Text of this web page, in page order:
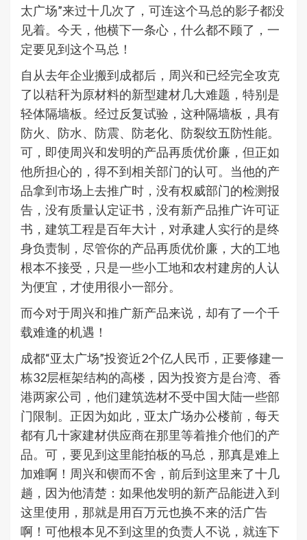
太广场”来过十几次了，可连这个马总的影子都没
见着。今天，他横下一条心，什么都不顾了，一
定要见到这个马总！
自从去年企业搬到成都后，周兴和已经完全攻克
了以秸秆为原材料的新型建材几大难题，特别是
轻体隔墙板。经过反复试验，这种隔墙板，具有
防火、防水、防震、防老化、防裂纹五防性能。
可，即使周兴和发明的产品再质优价廉，但正如
他所担心的，得不到相关部门的认可。当他的产
品拿到市场上去推广时，没有权威部门的检测报
告，没有质量认定证书，没有新产品推广许可证
书，建筑工程是百年大计，对承建人实行的是终
身负责制，尽管你的产品再质优价廉，大的工地
根本不接受，只是一些小工地和农村建房的人认
为便宜，才使用很小一部分。
而今对于周兴和推广新产品来说，却有了一个千
载难逢的机遇！
成都“亚太广场”投资近2个亿人民币，正要修建一
栋32层框架结构的高楼，因为投资方是台湾、香
港两家公司，他们建筑选材不受中国大陆一些部
门限制。正因为如此，亚太广场办公楼前，每天
都有几十家建材供应商在那里等着推介他们的产
品。可，要见到这里能拍板的马总，那真是难上
加难啊！周兴和锲而不舍，前后到这里来了十几
趟，因为他清楚：如果他发明的新产品能进入到
这里使用，那就是用百万元也换不来的活广告
啊！可他根本见不到这里的负责人不说，就连下